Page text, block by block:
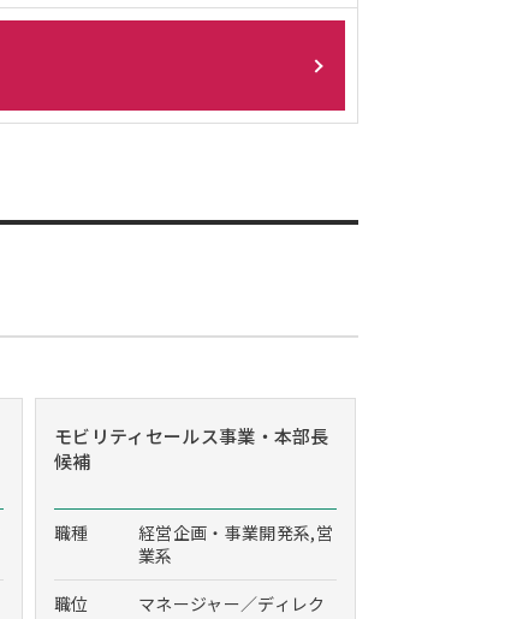
モビリティセールス事業・本部長
候補
職種
経営企画・事業開発系,営
業系
職位
マネージャー／ディレク